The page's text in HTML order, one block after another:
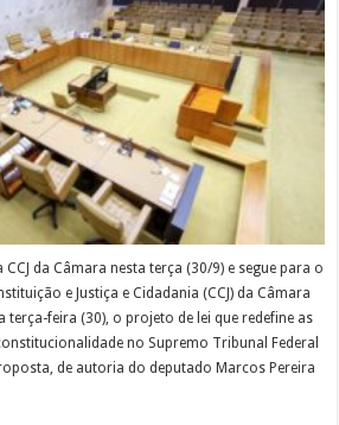
da Câmara nesta terça (30/9) e segue para o
e Justiça e Cidadania (CCJ) da Câmara
terça-feira (30), o projeto de lei que redefine as
no Supremo Tribunal Federal
de autoria do deputado Marcos Pereira